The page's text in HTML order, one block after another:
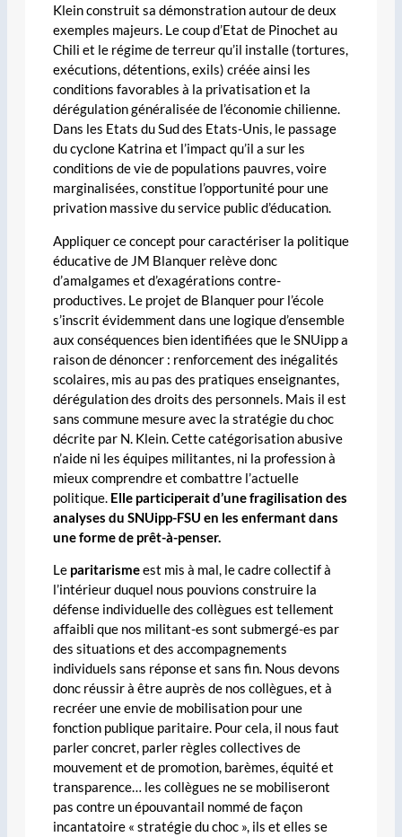
Klein construit sa démonstration autour de deux
exemples majeurs. Le coup d’Etat de Pinochet au
Chili et le régime de terreur qu’il installe (tortures,
exécutions, détentions, exils) créée ainsi les
conditions favorables à la privatisation et la
dérégulation généralisée de l’économie chilienne.
Dans les Etats du Sud des Etats-Unis, le passage
du cyclone Katrina et l’impact qu’il a sur les
conditions de vie de populations pauvres, voire
marginalisées, constitue l’opportunité pour une
privation massive du service public d’éducation.
Appliquer ce concept pour caractériser la politique
éducative de JM Blanquer relève donc
d’amalgames et d’exagérations contre-
productives. Le projet de Blanquer pour l’école
s’inscrit évidemment dans une logique d’ensemble
aux conséquences bien identifiées que le SNUipp a
raison de dénoncer : renforcement des inégalités
scolaires, mis au pas des pratiques enseignantes,
dérégulation des droits des personnels. Mais il est
sans commune mesure avec la stratégie du choc
décrite par N. Klein. Cette catégorisation abusive
n’aide ni les équipes militantes, ni la profession à
mieux comprendre et combattre l’actuelle
politique. Elle participerait d’une fragilisation des
analyses du SNUipp-FSU en les enfermant dans
une forme de prêt-à-penser.
Le paritarismeest mis à mal, le cadre collectif à
l’intérieur duquel nous pouvions construire la
défense individuelle des collègues est tellement
affaibli que nos militant-es sont submergé-es par
des situations et des accompagnements
individuels sans réponse et sans fin. Nous devons
donc réussir à être auprès de nos collègues, et à
recréer une envie de mobilisation pour une
fonction publique paritaire. Pour cela, il nous faut
parler concret, parler règles collectives de
mouvement et de promotion, barèmes, équité et
transparence… les collègues ne se mobiliseront
pas contre un épouvantail nommé de façon
incantatoire « stratégie du choc », ils et elles se